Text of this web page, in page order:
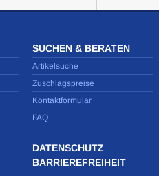
SUCHEN & BERATEN
Artikelsuche
Zuschlagspreise
Kontaktformular
FAQ
DATENSCHUTZ
BARRIEREFREIHEIT